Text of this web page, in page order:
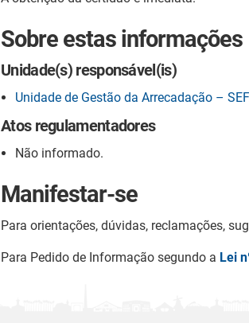
Sobre estas informações
Unidade(s) responsável(is)
Unidade de Gestão da Arrecadação –
Atos regulamentadores
Não informado.
Manifestar-se
Para orientações, dúvidas, reclamações,
Para Pedido de Informação segundo a Lei